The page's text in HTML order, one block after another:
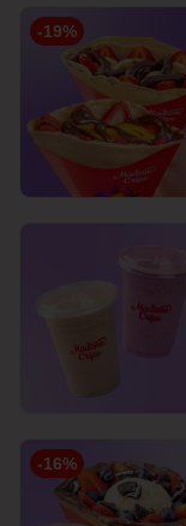
-19%
-16%